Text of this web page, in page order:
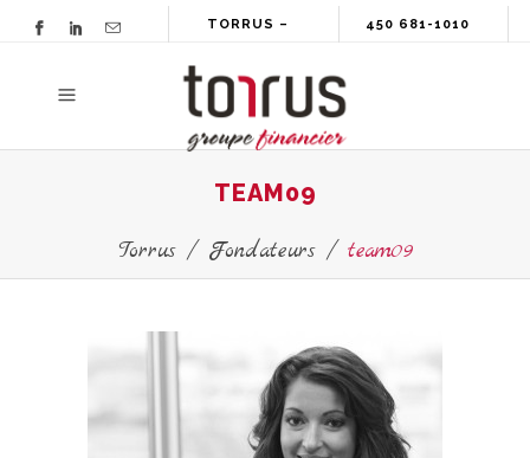
TORRUS – 450 681-1010
TEAM09
Torrus/ Fondateurs/ team09